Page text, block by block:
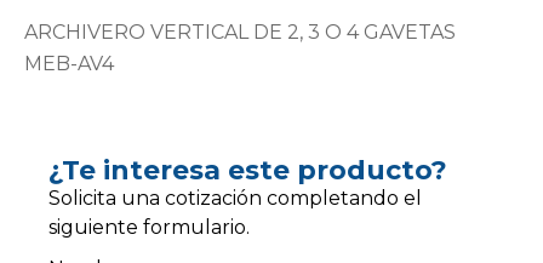
ARCHIVERO VERTICAL DE 2, 3 O 4 GAVETAS
MEB-AV4
¿Te interesa este producto?
Solicita una cotización completando el
siguiente formulario.